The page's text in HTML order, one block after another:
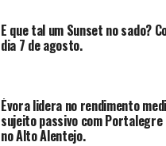
E que tal um Sunset no sado?
dia 7 de agosto.
Évora lidera no rendimento
sujeito passivo com Portalegre
no Alto Alentejo.